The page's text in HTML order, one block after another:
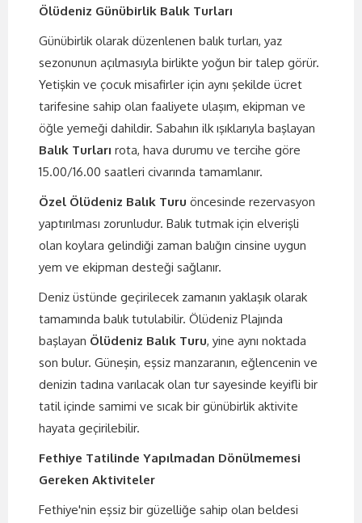
Ölüdeniz Günübirlik Balık Turları
Günübirlik olarak düzenlenen balık turları, yaz
sezonunun açılmasıyla birlikte yoğun bir talep görür.
Yetişkin ve çocuk misafirler için aynı şekilde ücret
tarifesine sahip olan faaliyete ulaşım, ekipman ve
öğle yemeği dahildir. Sabahın ilk ışıklarıyla başlayan
Balık Turları rota, hava durumu ve tercihe göre
15.00/16.00 saatleri civarında tamamlanır.
Özel Ölüdeniz Balık Turu öncesinde rezervasyon
yaptırılması zorunludur. Balık tutmak için elverişli
olan koylara gelindiği zaman balığın cinsine uygun
yem ve ekipman desteği sağlanır.
Deniz üstünde geçirilecek zamanın yaklaşık olarak
tamamında balık tutulabilir. Ölüdeniz Plajında
başlayan Ölüdeniz Balık Turu, yine aynı noktada
son bulur. Güneşin, eşsiz manzaranın, eğlencenin ve
denizin tadına varılacak olan tur sayesinde keyifli bir
tatil içinde samimi ve sıcak bir günübirlik aktivite
hayata geçirilebilir.
Fethiye Tatilinde Yapılmadan Dönülmemesi
Gereken Aktiviteler
Fethiye'nin eşsiz bir güzelliğe sahip olan beldesi